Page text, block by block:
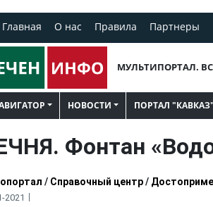
Главная О нас Правила Партнеры
МУЛЬТИПОРТАЛ.
НОВОСТИ ПОРТАЛ "КАВКАЗ"
Фонтан
/ Справочный центр/
2021